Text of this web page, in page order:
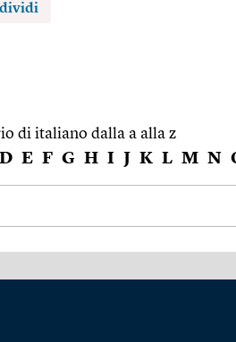
di italiano dalla a alla z
D E F G H I J K L M N